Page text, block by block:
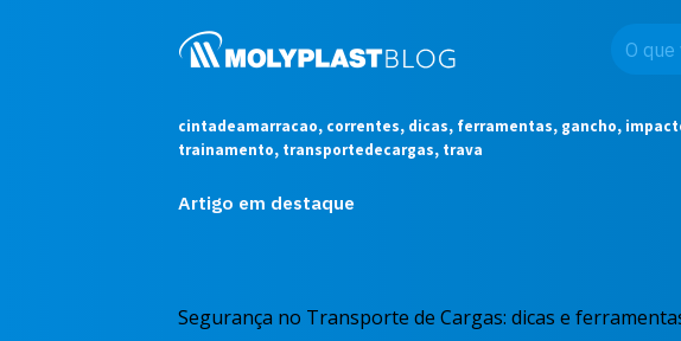
cintadeamarracao, correntes, dicas, ferramentas, gancho,
trainamento, transportedecargas, trava
Artigo em destaque
Segurança no Transporte de Cargas: dicas e